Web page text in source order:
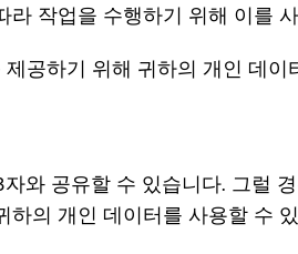
작업을 수행하기 위해 이를
공하기 위해 귀하의 개인 데
공유할 수 있습니다. 그럴
의 개인 데이터를 사용할 수